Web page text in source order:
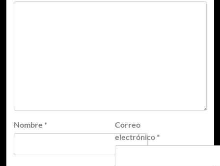
Nombre *
Correo
electrónico *